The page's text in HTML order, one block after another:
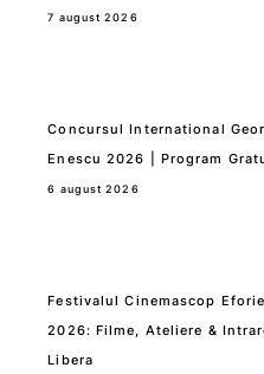
7 august 2026
Concursul International
Enescu 2026 | Program
6 august 2026
Festivalul Cinemascop
2026: Filme, Ateliere &
Libera